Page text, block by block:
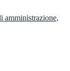
amministrazione,